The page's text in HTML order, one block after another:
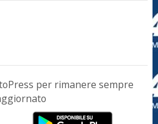
per rimanere sempre